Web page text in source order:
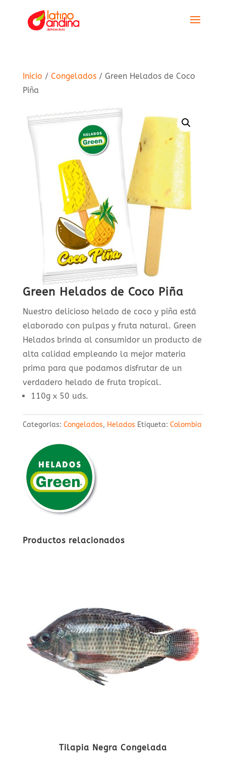
Inicio / Congelados/ Green Helados de Coco
Piña
Green Helados de Coco Piña
Nuestro delicioso helado de coco y piña está
elaborado con pulpas y fruta natural. Green
Helados brinda al consumidor un producto de
alta calidad empleando la mejor materia
prima para que podamos disfrutar de un
verdadero helado de fruta tropical.
110g x 50 uds.
Categorías: Congelados, Helados Etiqueta: Colombia
Productos relacionados
Tilapia Negra Congelada